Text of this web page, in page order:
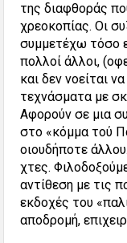
της διαφθοράς
χρεοκοπίας. Οι
συμμετέχω τόσο
πολλοί άλλοι,
και δεν νοείται
τεχνάσματα με
Αφορούν σε μια
στο «κόμμα τού
οιουδήποτε
χτες.
αντίθεση με τις
εκδοχές του
αποδρομή,